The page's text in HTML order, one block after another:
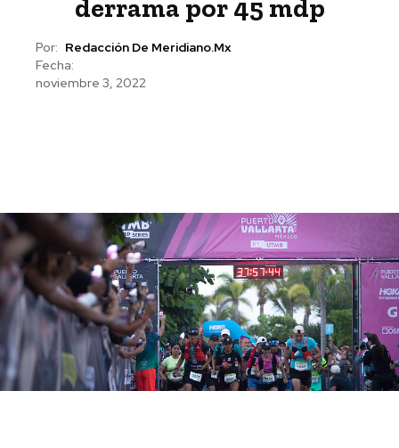
derrama por 45 mdp
Por: Redacción De Meridiano.mx
Fecha:
noviembre 3, 2022